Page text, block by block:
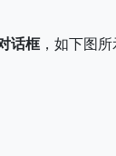
话框，如下图所